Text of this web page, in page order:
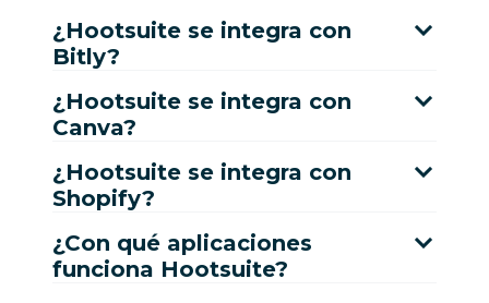
¿Hootsuite se integra con
Bitly?
¿Hootsuite se integra con
Canva?
¿Hootsuite se integra con
Shopify?
¿Con qué aplicaciones
funciona Hootsuite?